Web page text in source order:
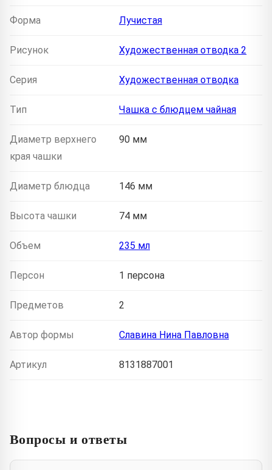
Форма Лучистая
Рисунок Художественная отводка 2
Серия Художественная отводка
Тип Чашка с блюдцем чайная
Диаметр верхнего
края чашки
90 мм
Диаметр блюдца 146 мм
Высота чашки 74 мм
Объем 235 мл
Персон 1 персона
Предметов 2
Автор формы Славина Нина Павловна
Артикул 8131887001
Вопросы и ответы